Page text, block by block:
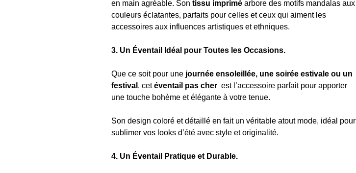
en main agréable. Son tissu imprimé arbore des motifs mandalas aux
couleurs éclatantes, parfaits pour celles et ceux qui aiment les
accessoires aux influences artistiques et ethniques.
3. Un Éventail Idéal pour Toutes les Occasions.
Que ce soit pour une journée ensoleillée, une soirée estivale ou un
festival , cetéventail pas cher est l’accessoire parfait pour apporter
une touche bohème et élégante à votre tenue.
Son design coloré et détaillé en fait un véritable atout mode, idéal pour
sublimer vos looks d’été avec style et originalité.
4. Un Éventail Pratique et Durable.